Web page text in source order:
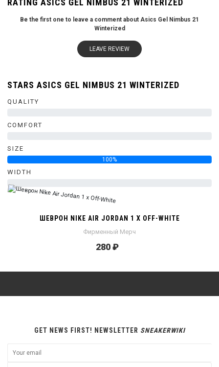
RATING ASICS GEL NIMBUS 21 WINTERIZED
Be the first one to leave a comment about Asics Gel Nimbus 21
Winterized
LEAVE REVIEW
STARS ASICS GEL NIMBUS 21 WINTERIZED
QUALITY
COMFORT
SIZE
100%
WIDTH
0%
ШЕВРОН NIKE AIR JORDAN 1 X OFF-WHITE
Фирменный Мерч
280 ₽
GET NEWS FIRST! NEWSLETTER SNEAKERWIKI